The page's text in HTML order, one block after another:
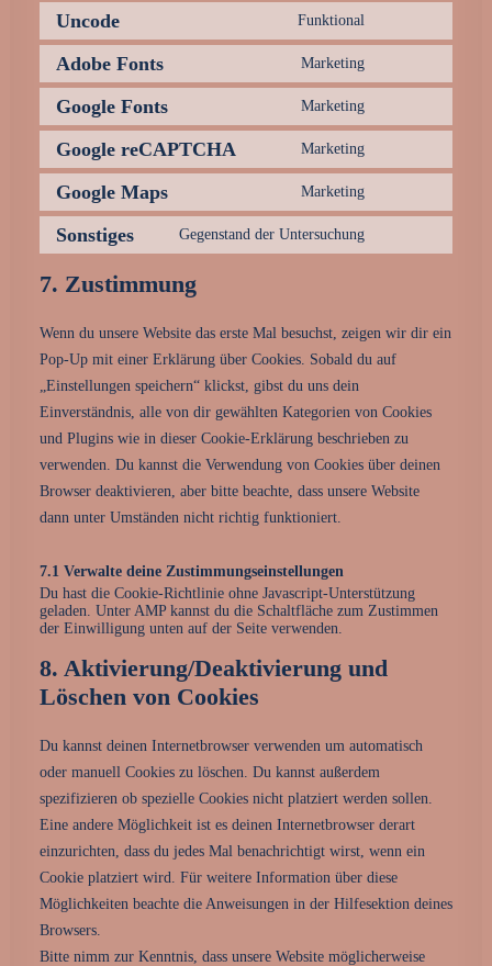
service
Uncode Funktional
service
Adobe Fonts Marketing
service
Google Fonts Marketing
service
Google reCAPTCHA Marketing
service
Google Maps Marketing
service
Sonstiges Gegenstand der Untersuchung
sonstiges
7. Zustimmung
Wenn du unsere Website das erste Mal besuchst, zeigen wir dir ein
Pop-Up mit einer Erklärung über Cookies. Sobald du auf
„Einstellungen speichern“ klickst, gibst du uns dein
Einverständnis, alle von dir gewählten Kategorien von Cookies
und Plugins wie in dieser Cookie-Erklärung beschrieben zu
verwenden. Du kannst die Verwendung von Cookies über deinen
Browser deaktivieren, aber bitte beachte, dass unsere Website
dann unter Umständen nicht richtig funktioniert.
7.1 Verwalte deine Zustimmungseinstellungen
Du hast die Cookie-Richtlinie ohne Javascript-Unterstützung
geladen. Unter AMP kannst du die Schaltfläche zum Zustimmen
der Einwilligung unten auf der Seite verwenden.
8. Aktivierung/Deaktivierung und
Löschen von Cookies
Du kannst deinen Internetbrowser verwenden um automatisch
oder manuell Cookies zu löschen. Du kannst außerdem
spezifizieren ob spezielle Cookies nicht platziert werden sollen.
Eine andere Möglichkeit ist es deinen Internetbrowser derart
einzurichten, dass du jedes Mal benachrichtigt wirst, wenn ein
Cookie platziert wird. Für weitere Information über diese
Möglichkeiten beachte die Anweisungen in der Hilfesektion deines
Browsers.
Bitte nimm zur Kenntnis, dass unsere Website möglicherweise